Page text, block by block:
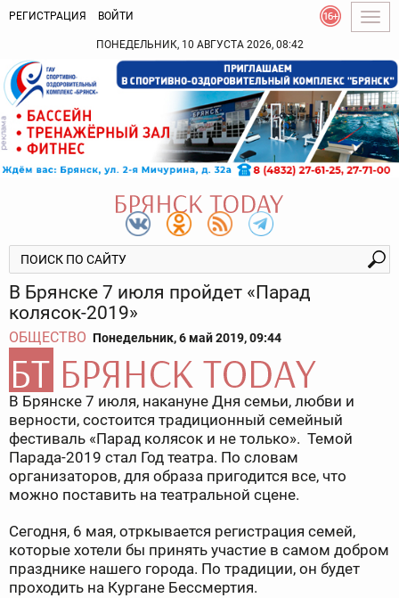
РЕГИСТРАЦИЯ ВОЙТИ
ПОНЕДЕЛЬНИК, 10 АВГУСТА 2026, 08:42
В Брянске 7 июля пройдет «Парад
колясок-2019»
ОБЩЕСТВО Понедельник, 6 май 2019, 09:44
В Брянске 7 июля, накануне Дня семьи, любви и
верности, состоится традиционный семейный
фестиваль «Парад колясок и не только». Темой
Парада-2019 стал Год театра. По словам
организаторов, для образа пригодится все, что
можно поставить на театральной сцене.
Сегодня, 6 мая, отркывается регистрация семей,
которые хотели бы принять участие в самом добром
празднике нашего города. По традиции, он будет
проходить на Кургане Бессмертия.